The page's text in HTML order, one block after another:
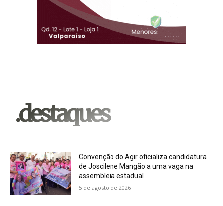
.destaques
Convenção do Agir oficializa candidatura
de Joscilene Mangão a uma vaga na
assembleia estadual
5 de agosto de 2026